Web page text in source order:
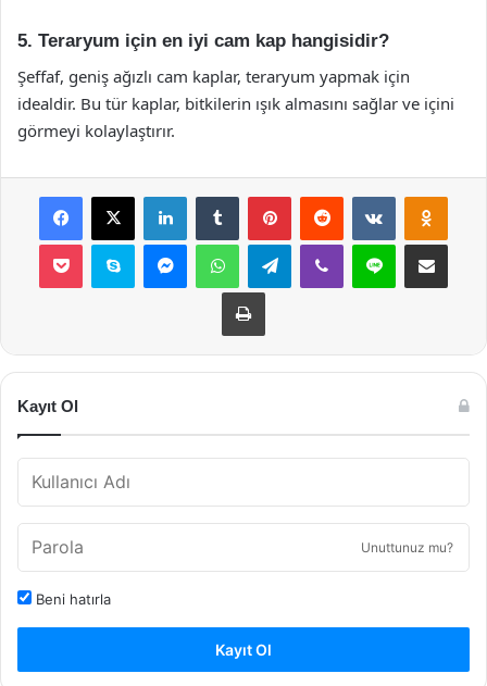
5. Teraryum için en iyi cam kap hangisidir?
Şeffaf, geniş ağızlı cam kaplar, teraryum yapmak için
idealdir. Bu tür kaplar, bitkilerin ışık almasını sağlar ve içini
görmeyi kolaylaştırır.
Facebook
X LinkedInTumblr PinterestReddit VKontakte
Pocket Skype MessengerWhatsAppTelegramViber Line E-Posta ile
Yazdır
Kayıt Ol
Unuttunuz mu?
Beni hatırla
Kayıt Ol